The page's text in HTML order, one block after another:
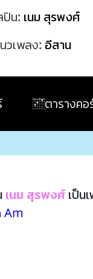
น: เนม สุรพงศ์
วเพลง: อีสาน
ตารางคอ
เนม สุรพงศ์ เป็น
Am